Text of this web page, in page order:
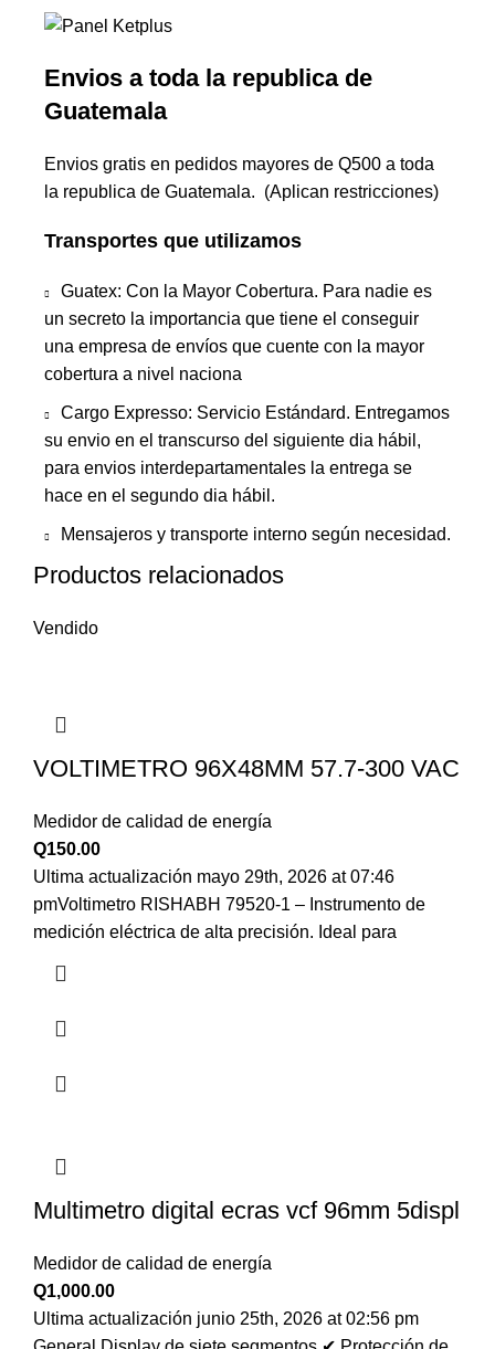
Envios a toda la republica de
Guatemala
Envios gratis en pedidos mayores de Q500 a toda
la republica de Guatemala. (Aplican restricciones)
Transportes que utilizamos
Guatex: Con la Mayor Cobertura. Para nadie es
un secreto la importancia que tiene el conseguir
una empresa de envíos que cuente con la mayor
cobertura a nivel naciona
Cargo Expresso: Servicio Estándard. Entregamos
su envio en el transcurso del siguiente dia hábil,
para envios interdepartamentales la entrega se
hace en el segundo dia hábil.
Mensajeros y transporte interno según necesidad.
Productos relacionados
Vendido
VOLTIMETRO 96X48MM 57.7-300 VAC
Medidor de calidad de energía
Q150.00
Ultima actualización mayo 29th, 2026 at 07:46
pmVoltimetro RISHABH 79520-1 – Instrumento de
medición eléctrica de alta precisión. Ideal para
Multimetro digital ecras vcf 96mm 5displ
Medidor de calidad de energía
Q1,000.00
Ultima actualización junio 25th, 2026 at 02:56 pm